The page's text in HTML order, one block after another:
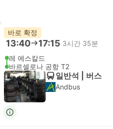
바로 확정
13:40 17:15 3시간 35분
레 에스칼드
바르셀로나 공항 T2
일반석 | 버스
Andbus